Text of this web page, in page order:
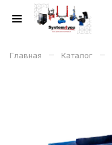
Главная – Каталог –